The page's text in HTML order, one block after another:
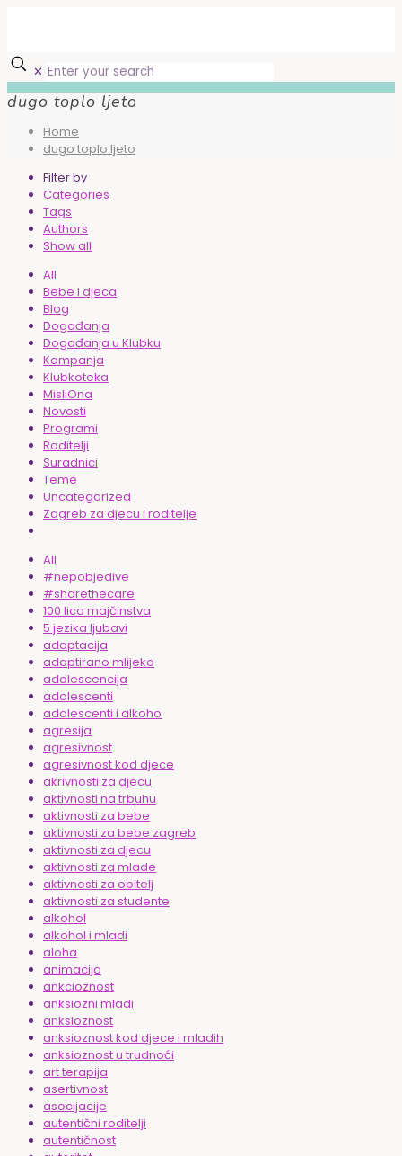
✕
dugo toplo ljeto
Home
dugo toplo ljeto
Filter by
Categories
Tags
Authors
Show all
All
Bebe i djeca
Blog
Događanja
Događanja u Klubku
Kampanja
Klubkoteka
MisliOna
Novosti
Programi
Roditelji
Suradnici
Teme
Uncategorized
Zagreb za djecu i roditelje
All
#nepobjedive
#sharethecare
100 lica majčinstva
5 jezika ljubavi
adaptacija
adaptirano mlijeko
adolescencija
adolescenti
adolescenti i alkoho
agresija
agresivnost
agresivnost kod djece
akrivnosti za djecu
aktivnosti na trbuhu
aktivnosti za bebe
aktivnosti za bebe zagreb
aktivnosti za djecu
aktivnosti za mlade
aktivnosti za obitelj
aktivnosti za studente
alkohol
alkohol i mladi
aloha
animacija
ankcioznost
anksiozni mladi
anksioznost
anksioznost kod djece i mladih
anksioznost u trudnoći
art terapija
asertivnost
asocijacije
autentični roditelji
autentičnost